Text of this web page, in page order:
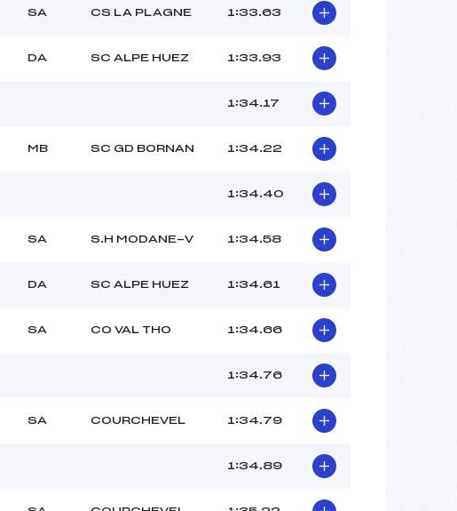
SA CS LA PLAGNE 1:33.63
DA SC ALPE HUEZ 1:33.93
1:34.17
MB SC GD BORNAN 1:34.22
1:34.40
SA S.H MODANE-V 1:34.58
DA SC ALPE HUEZ 1:34.61
SA CO VAL THO 1:34.66
1:34.76
SA COURCHEVEL 1:34.79
1:34.89